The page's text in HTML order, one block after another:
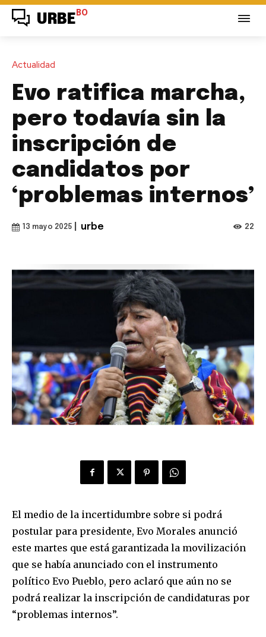
URBE BO
Actualidad
Evo ratifica marcha,
pero todavía sin la
inscripción de
candidatos por
‘problemas internos’
13 mayo 2025 urbe 22
El medio de la incertidumbre sobre si podrá
postular para presidente, Evo Morales anunció
este martes que está garantizada la movilización
que se había anunciado con el instrumento
político Evo Pueblo, pero aclaró que aún no se
podrá realizar la inscripción de candidaturas por
“problemas internos”.